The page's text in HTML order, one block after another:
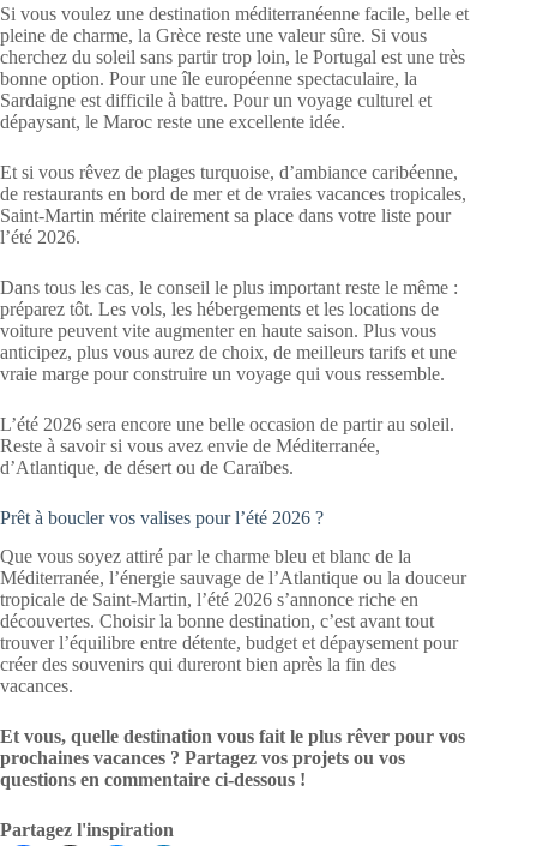
Si vous voulez une destination méditerranéenne facile, belle et
pleine de charme, la Grèce reste une valeur sûre. Si vous
cherchez du soleil sans partir trop loin, le Portugal est une très
bonne option. Pour une île européenne spectaculaire, la
Sardaigne est difficile à battre. Pour un voyage culturel et
dépaysant, le Maroc reste une excellente idée.
Et si vous rêvez de plages turquoise, d’ambiance caribéenne,
de restaurants en bord de mer et de vraies vacances tropicales,
Saint-Martin mérite clairement sa place dans votre liste pour
l’été 2026.
Dans tous les cas, le conseil le plus important reste le même :
préparez tôt. Les vols, les hébergements et les locations de
voiture peuvent vite augmenter en haute saison. Plus vous
anticipez, plus vous aurez de choix, de meilleurs tarifs et une
vraie marge pour construire un voyage qui vous ressemble.
L’été 2026 sera encore une belle occasion de partir au soleil.
Reste à savoir si vous avez envie de Méditerranée,
d’Atlantique, de désert ou de Caraïbes.
Prêt à boucler vos valises pour l’été 2026 ?
Que vous soyez attiré par le charme bleu et blanc de la
Méditerranée, l’énergie sauvage de l’Atlantique ou la douceur
tropicale de Saint-Martin, l’été 2026 s’annonce riche en
découvertes. Choisir la bonne destination, c’est avant tout
trouver l’équilibre entre détente, budget et dépaysement pour
créer des souvenirs qui dureront bien après la fin des
vacances.
Et vous, quelle destination vous fait le plus rêver pour vos
prochaines vacances ? Partagez vos projets ou vos
questions en commentaire ci-dessous !
Partagez l'inspiration